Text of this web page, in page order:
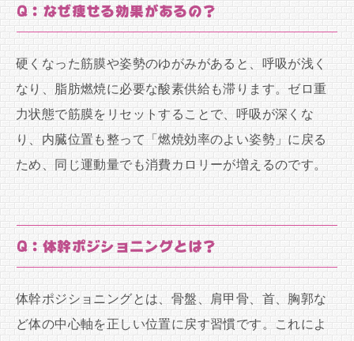
Q：なぜ痩せる効果があるの？
硬くなった筋膜や姿勢のゆがみがあると、呼吸が浅く
なり、脂肪燃焼に必要な酸素供給も滞ります。ゼロ重
力状態で筋膜をリセットすることで、呼吸が深くな
り、内臓位置も整って「燃焼効率のよい姿勢」に戻る
ため、同じ運動量でも消費カロリーが増えるのです。
Q：体幹ポジショニングとは？
体幹ポジショニングとは、骨盤、肩甲骨、首、胸郭な
ど体の中心軸を正しい位置に戻す習慣です。これによ